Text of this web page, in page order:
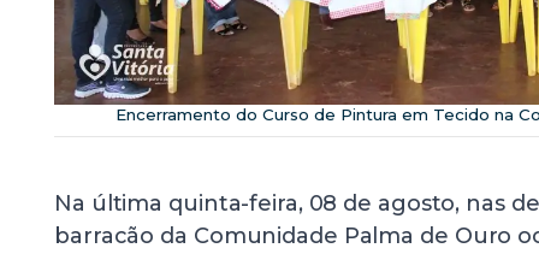
Encerramento do Curso de Pintura em Tecido na
Na última quinta-feira, 08 de agosto, nas
barracão da Comunidade Palma de Ouro